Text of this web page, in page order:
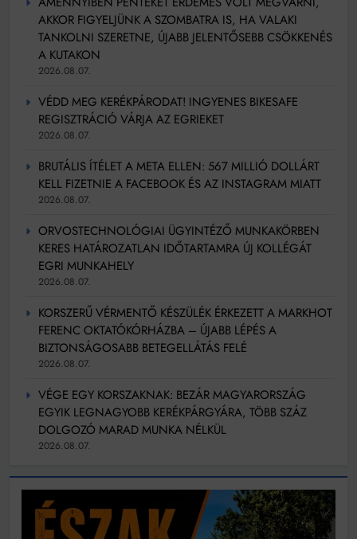
AKKOR FIGYELJÜNK A SZOMBATRA IS, HA VALAKI
TANKOLNI SZERETNE, ÚJABB JELENTŐSEBB CSÖKKENÉS
A KUTAKON
2026.08.07.
VÉDD MEG KERÉKPÁRODAT! INGYENES BIKESAFE
REGISZTRÁCIÓ VÁRJA AZ EGRIEKET
2026.08.07.
BRUTÁLIS ÍTÉLET A META ELLEN: 567 MILLIÓ DOLLÁRT
KELL FIZETNIE A FACEBOOK ÉS AZ INSTAGRAM MIATT
2026.08.07.
ORVOSTECHNOLÓGIAI ÜGYINTÉZŐ MUNKAKÖRBEN
KERES HATÁROZATLAN IDŐTARTAMRA ÚJ KOLLÉGÁT
EGRI MUNKAHELY
2026.08.07.
KORSZERŰ VÉRMENTŐ KÉSZÜLÉK ÉRKEZETT A MARKHOT
FERENC OKTATÓKÓRHÁZBA – ÚJABB LÉPÉS A
BIZTONSÁGOSABB BETEGELLÁTÁS FELÉ
2026.08.07.
VÉGE EGY KORSZAKNAK: BEZÁR MAGYARORSZÁG
EGYIK LEGNAGYOBB KERÉKPÁRGYÁRA, TÖBB SZÁZ
DOLGOZÓ MARAD MUNKA NÉLKÜL
2026.08.07.